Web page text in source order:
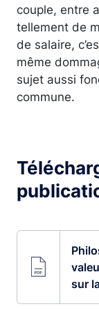
couple, entre
tellement de
de salaire,
même
sujet aussi
commune.
sur